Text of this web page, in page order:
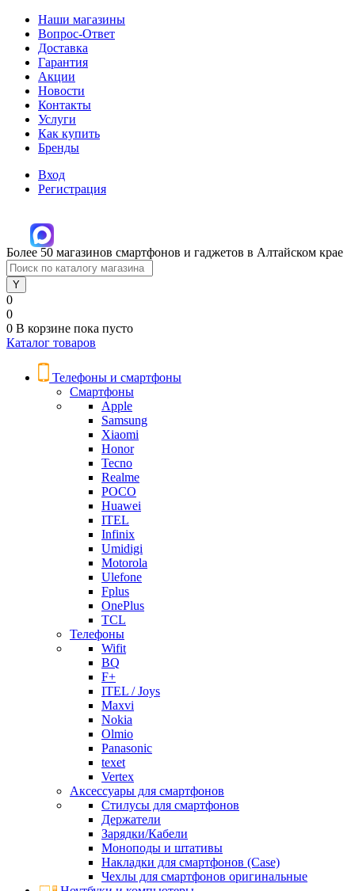
Наши магазины
Вопрос-Ответ
Доставка
Гарантия
Акции
Новости
Контакты
Услуги
Как купить
Бренды
Вход
Регистрация
Более 50 магазинов смартфонов и гаджетов в Алтайском крае
0
0
0 В корзине пока пусто
Каталог товаров
Телефоны и смартфоны
Смартфоны
Apple
Samsung
Xiaomi
Honor
Tecno
Realme
POCO
Huawei
ITEL
Infinix
Umidigi
Motorola
Ulefone
Fplus
OnePlus
TCL
Телефоны
Wifit
BQ
F+
ITEL / Joys
Maxvi
Nokia
Olmio
Panasonic
texet
Vertex
Аксессуары для смартфонов
Стилусы для смартфонов
Держатели
Зарядки/Кабели
Моноподы и штативы
Накладки для смартфонов (Case)
Чехлы для смартфонов оригинальные